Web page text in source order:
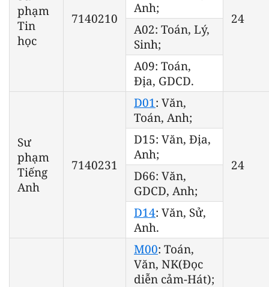
phạm
Tin
học
7140210 24
Anh;
A02: Toán, Lý,
Sinh;
A09: Toán,
Địa, GDCD.
Sư
phạm
Tiếng
Anh
7140231
D01 : Văn,
Toán, Anh;
24
D15: Văn, Địa,
Anh;
D66: Văn,
GDCD, Anh;
D14: Văn, Sử,
Anh.
M00: Toán,
Văn, NK(Đọc
diễn cảm-Hát);